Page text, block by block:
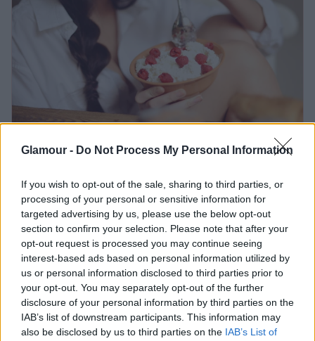
Glamour - Do Not Process My Personal Information
If you wish to opt-out of the sale, sharing to third parties, or
processing of your personal or sensitive information for
targeted advertising by us, please use the below opt-out
section to confirm your selection. Please note that after your
opt-out request is processed you may continue seeing
interest-based ads based on personal information utilized by
us or personal information disclosed to third parties prior to
your opt-out. You may separately opt-out of the further
disclosure of your personal information by third parties on the
IAB’s list of downstream participants. This information may
also be disclosed by us to third parties on the IAB’s List of
5 egészséges harapnivaló, amitől
Kell a szénhidrát?
Szénhidrátra szüksége van a szervezetednek, de
általában sokkal kevesebbre, mint amit egy átlagos
ember fogyaszt. Különösen, ha fogyni szeretnél,
akkor érdemes csökkenteni a bevitelét. Ha emellett
magasan tartod a fehérjefogyasztást és elegendő jó
zsírt is beviszel, éhes sem leszel. Egy nőnek